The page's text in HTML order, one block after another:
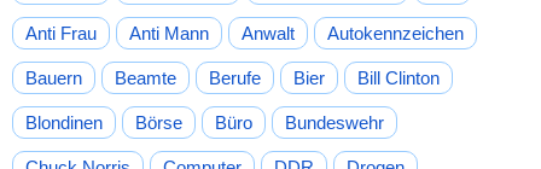
Anti Frau Anti Mann Anwalt Autokennzeichen
Bauern Beamte Berufe Bier Bill Clinton
Blondinen Börse Büro Bundeswehr